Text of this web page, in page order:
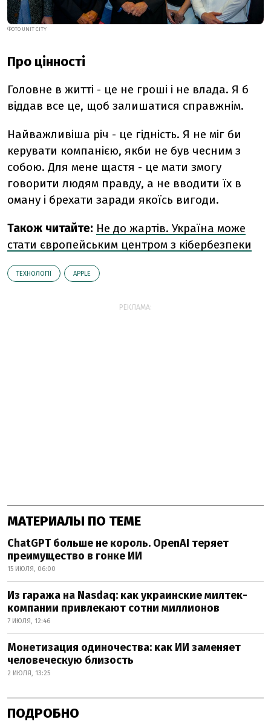
ФОТО UNIT CITY
Про цінності
Головне в житті - це не гроші і не влада. Я б
віддав все це, щоб залишатися справжнім.
Найважливіша річ - це гідність. Я не міг би
керувати компанією, якби не був чесним з
собою. Для мене щастя - це мати змогу
говорити людям правду, а не вводити їх в
оману і брехати заради якоїсь вигоди.
Також читайте: Не до жартів. Україна може
стати європейським центром з кібербезпеки
ТЕХНОЛОГІЇ АPPLE
РЕКЛАМА:
МАТЕРИАЛЫ ПО ТЕМЕ
ChatGPT больше не король. OpenAI теряет
преимущество в гонке ИИ
15 ИЮЛЯ, 06:00
Из гаража на Nasdaq: как украинские милтек-
компании привлекают сотни миллионов
7 ИЮЛЯ, 12:46
Монетизация одиночества: как ИИ заменяет
человеческую близость
2 ИЮЛЯ, 13:25
ПОДРОБНО